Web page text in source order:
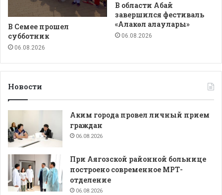
В Семее прошел
субботник
06.08.2026
В области Абай
завершился фестиваль
«Алакөл алаулары»
06.08.2026
Новости
Аким города провел личный прием
граждан
06.08.2026
При Аягозской районной больнице
построено современное МРТ-
отделение
06.08.2026